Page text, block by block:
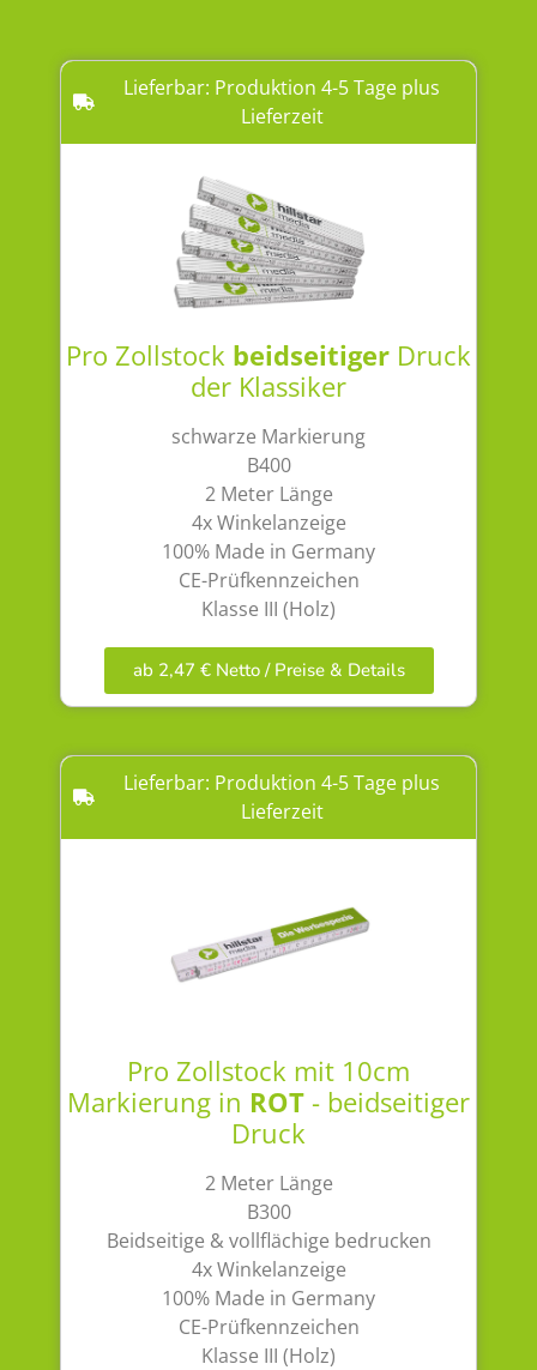
Lieferbar: Produktion 4-5 Tage plus
Lieferzeit
Pro Zollstock beidseitiger Druck
der Klassiker
schwarze Markierung
B400
2 Meter Länge
4x Winkelanzeige
100% Made in Germany
CE-Prüfkennzeichen
Klasse III (Holz)
ab 2,47 € Netto / Preise & Details
Lieferbar: Produktion 4-5 Tage plus
Lieferzeit
Pro Zollstock mit 10cm
Markierung in ROT- beidseitiger
Druck
2 Meter Länge
B300
Beidseitige & vollflächige bedrucken
4x Winkelanzeige
100% Made in Germany
CE-Prüfkennzeichen
Klasse III (Holz)